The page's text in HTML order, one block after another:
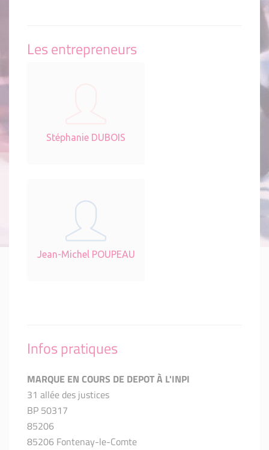
Les entrepreneurs
Stéphanie DUBOIS
Jean-Michel POUPEAU
Infos pratiques
MARQUE EN COURS DE DEPOT À L'INPI
31 allée des justices
BP 50317
85206
85206 Fontenay-le-Comte